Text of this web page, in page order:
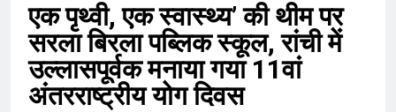
एक पृथ्वी, एक स्वास्थ्य’ की थीम पर
सरला बिरला पब्लिक स्कूल, रांची में
उल्लासपूर्वक मनाया गया 11वां
अंतरराष्ट्रीय योग दिवस